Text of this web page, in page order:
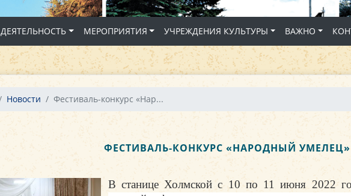
ДЕЯТЕЛЬНОСТЬ МЕРОПРИЯТИЯ УЧРЕЖДЕНИЯ КУЛЬТУРЫ ВАЖНО
Новости Фестиваль-конкурс «Нар...
ФЕСТИВАЛЬ-КОНКУРС «НАРОДНЫЙ УМЕЛЕЦ»
В станице Холмской с 10 по 11 июня 2022